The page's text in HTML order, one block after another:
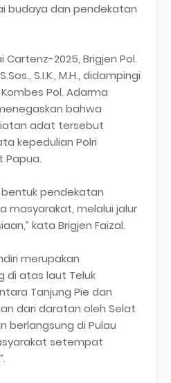
budaya dan pendekatan
2025, Brigjen Pol.
S.I.K., M.H., didampingi
Pol. Adarma
menegaskan bahwa
adat tersebut
kepedulian Polri
Papua.
bentuk pendekatan
masyarakat, melalui jalur
kata Brigjen Faizal.
merupakan
di atas laut Teluk
Tanjung Pie dan
dari daratan oleh Selat
berlangsung di Pulau
setempat